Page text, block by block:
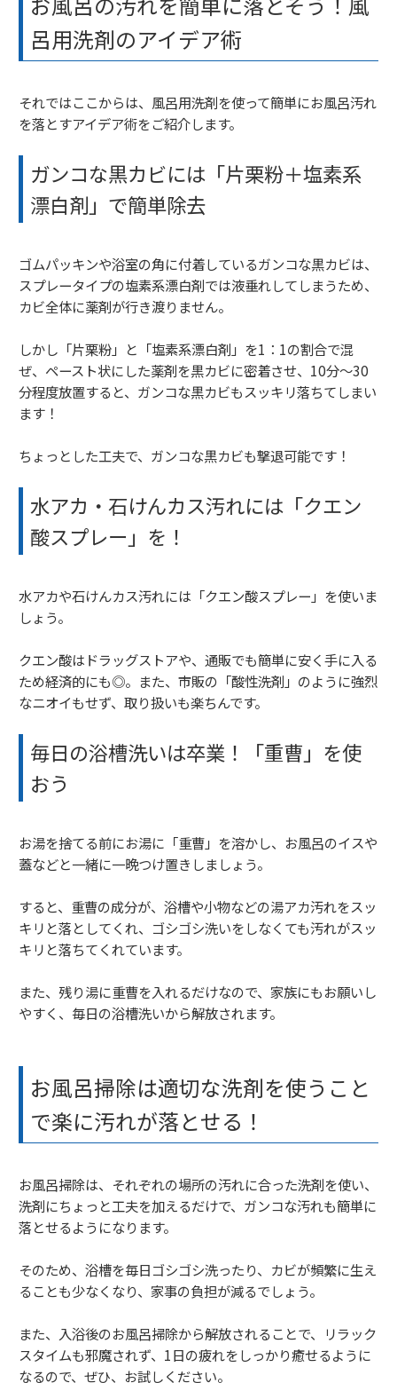
呂用洗剤のアイデア術
それではここからは、風呂用洗剤を使って簡単にお風呂汚れ
を落とすアイデア術をご紹介します。
ガンコな黒カビには「片栗粉＋塩素系
漂白剤」で簡単除去
ゴムパッキンや浴室の角に付着しているガンコな黒カビは、
スプレータイプの塩素系漂白剤では液垂れしてしまうため、
カビ全体に薬剤が行き渡りません。
しかし「片栗粉」と「塩素系漂白剤」を1：1の割合で混
ぜ、ペースト状にした薬剤を黒カビに密着させ、10分〜30
分程度放置すると、ガンコな黒カビもスッキリ落ちてしまい
ます！
ちょっとした工夫で、ガンコな黒カビも撃退可能です！
水アカ・石けんカス汚れには「クエン
酸スプレー」を！
水アカや石けんカス汚れには「クエン酸スプレー」を使いま
しょう。
クエン酸はドラッグストアや、通販でも簡単に安く手に入る
ため経済的にも◎。また、市販の「酸性洗剤」のように強烈
なニオイもせず、取り扱いも楽ちんです。
毎日の浴槽洗いは卒業！「重曹」を使
おう
お湯を捨てる前にお湯に「重曹」を溶かし、お風呂のイスや
蓋などと一緒に一晩つけ置きしましょう。
すると、重曹の成分が、浴槽や小物などの湯アカ汚れをスッ
キリと落としてくれ、ゴシゴシ洗いをしなくても汚れがスッ
キリと落ちてくれています。
また、残り湯に重曹を入れるだけなので、家族にもお願いし
やすく、毎日の浴槽洗いから解放されます。
お風呂掃除は適切な洗剤を使うこと
で楽に汚れが落とせる！
お風呂掃除は、それぞれの場所の汚れに合った洗剤を使い、
洗剤にちょっと工夫を加えるだけで、ガンコな汚れも簡単に
落とせるようになります。
そのため、浴槽を毎日ゴシゴシ洗ったり、カビが頻繁に生え
ることも少なくなり、家事の負担が減るでしょう。
また、入浴後のお風呂掃除から解放されることで、リラック
スタイムも邪魔されず、1日の疲れをしっかり癒せるように
なるので、ぜひ、お試しください。